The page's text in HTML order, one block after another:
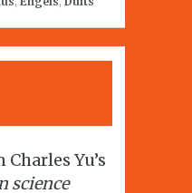
Yu’s
science